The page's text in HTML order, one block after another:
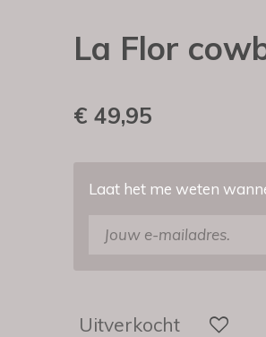
La Flor
€ 49,95
Laat het me weten
Uitverkocht